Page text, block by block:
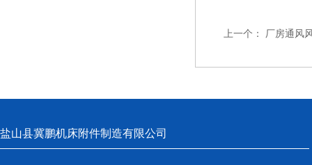
上一个： 厂房通风
盐山县冀鹏机床附件制造有限公司